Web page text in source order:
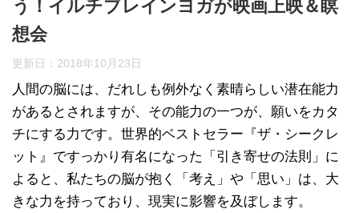
う！イルチブレインヨガが映画上映＆瞑
想会
更新日： 2018年10月23日
人間の脳には、だれしも例外なく素晴らしい潜在能力
があるとされますが、その能力の一つが、願いをカタ
チにする力です。世界的ベストセラー『ザ・シークレ
ット』ですっかり有名になった「引き寄せの法則」に
よると、私たちの脳が抱く「考え」や「思い」は、大
きな力を持っており、現実に影響を及ぼします。